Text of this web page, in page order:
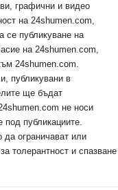
графични и видео
на 24shumen.com,
се публикуване на
на 24shumen.com,
24shumen.com.
публикувани в
ще бъдат
не носи
под публикациите.
да ограничават или
толерантност и спазване